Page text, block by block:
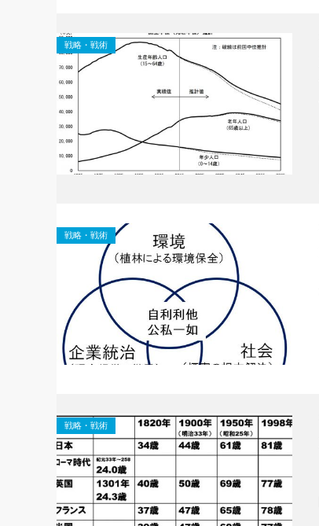
戦略・戦術
戦略・戦術
戦略・戦術